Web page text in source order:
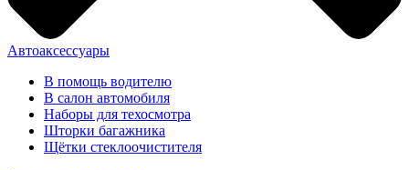
Автоаксессуары
В помощь водителю
В салон автомобиля
Наборы для техосмотра
Шторки багажника
Щётки стеклоочистителя